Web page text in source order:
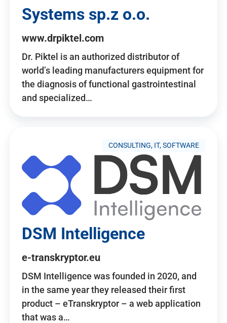
Systems sp.z o.o.
www.drpiktel.com
Dr. Piktel is an authorized distributor of
world’s leading manufacturers equipment for
the diagnosis of functional gastrointestinal
and specialized…
CONSULTING, IT, SOFTWARE
DSM Intelligence
e-transkryptor.eu
DSM Intelligence was founded in 2020, and
in the same year they released their first
product – eTranskryptor – a web application
that was a…